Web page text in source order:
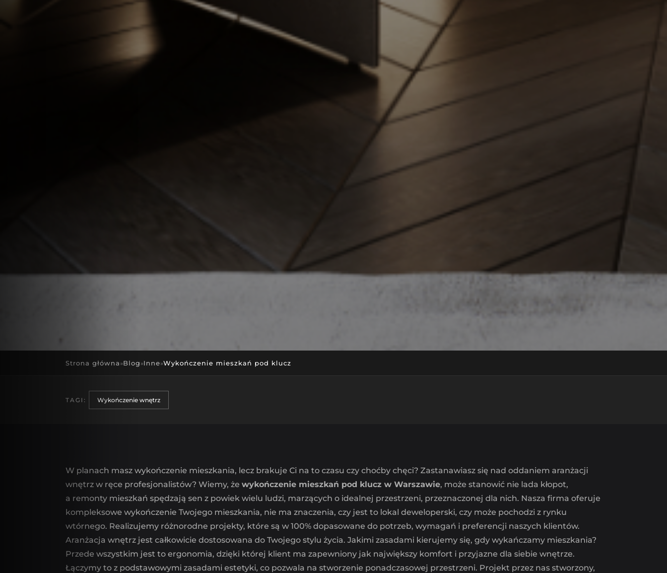
Strona główna »Blog »Inne»Wykończenie mieszkań pod klucz
TAGI: Wykończenie wnętrz
W planach masz wykończenie mieszkania, lecz brakuje Ci na to czasu czy choćby chęci? Zastanawiasz się nad oddaniem aranżacji
wnętrz w ręce profesjonalistów? Wiemy, że wykończenie mieszkań pod klucz w Warszawie, może stanowić nie lada kłopot,
a remonty mieszkań spędzają sen z powiek wielu ludzi, marzących o idealnej przestrzeni, przeznaczonej dla nich. Nasza firma oferuje
kompleksowe wykończenie Twojego mieszkania, nie ma znaczenia, czy jest to lokal deweloperski, czy może pochodzi z rynku
wtórnego. Realizujemy różnorodne projekty, które są w 100% dopasowane do potrzeb, wymagań i preferencji naszych klientów.
Aranżacja wnętrz jest całkowicie dostosowana do Twojego stylu życia. Jakimi zasadami kierujemy się, gdy wykańczamy mieszkania?
Przede wszystkim jest to ergonomia, dzięki której klient ma zapewniony jak największy komfort i przyjazne dla siebie wnętrze.
Łączymy to z podstawowymi zasadami estetyki, co pozwala na stworzenie ponadczasowej przestrzeni. Projekt przez nas stworzony,